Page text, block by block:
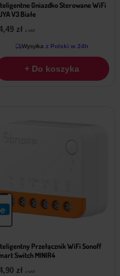
Gniazdko Sterowane WiFi
V3 Białe
zł z VAT
Wysyłka z Polski w 24h
+ Do koszyka
Przełącznik WiFi Sonoff
Switch MINIR4
zł z VAT